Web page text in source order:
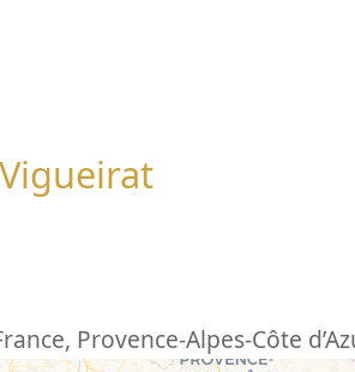
, Provence-Alpes-Côte